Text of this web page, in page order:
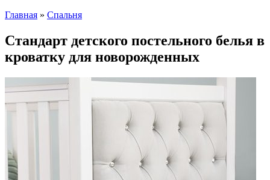
Главная » Спальня
Стандарт детского постельного белья в
кроватку для новорожденных